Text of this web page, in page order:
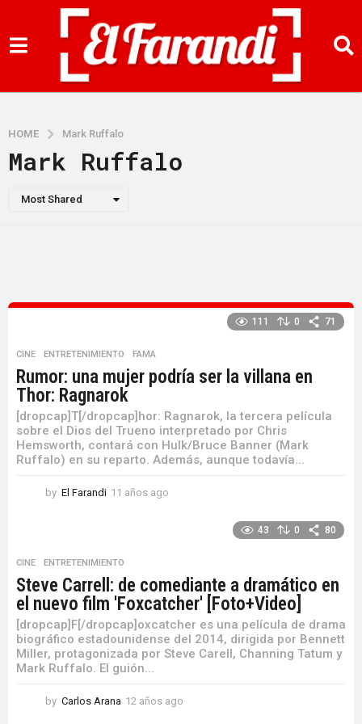
HOME Mark Ruffalo
Mark Ruffalo
Most Shared
111 0 71
CINE ,ENTRETENIMIENTO ,FAMA
Rumor: una mujer podría ser la villana en
Thor: Ragnarok
[dropcap]T[/dropcap]hor: Ragnarok, la tercera película
sobre el Dios del Trueno interpretado por Chris
Hemsworth, contará con Hulk/Bruce Banner (Mark
Ruffalo) en su reparto. Además, aunque todavía...
by El Farandi 11 años ago
a
g
43 0 80
CINE ,ENTRETENIMIENTO
Steve Carrell: de comediante a dramático en
el nuevo film 'Foxcatcher' [Foto+Video]
[dropcap]F[/dropcap]oxcatcher es una película de drama
biográfico estadounidense del 2014, dirigida por Bennett
Miller, protagonizada por Steve Carell, Channing Tatum y
Mark Ruffalo. El guión...
by Carlos Arana 12 años ago